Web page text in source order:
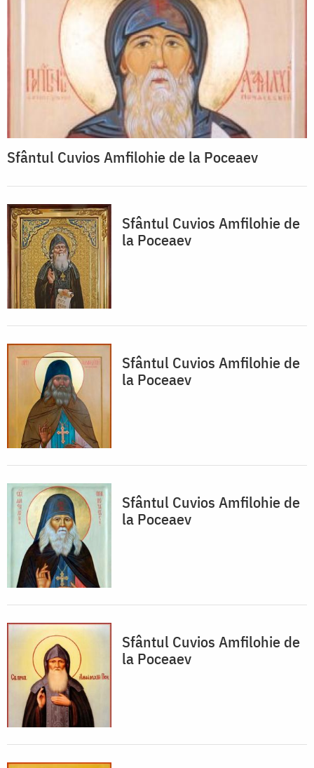
Sfântul Cuvios Amfilohie de la Poceaev
Sfântul Cuvios Amfilohie de
la Poceaev
Sfântul Cuvios Amfilohie de
la Poceaev
Sfântul Cuvios Amfilohie de
la Poceaev
Sfântul Cuvios Amfilohie de
la Poceaev